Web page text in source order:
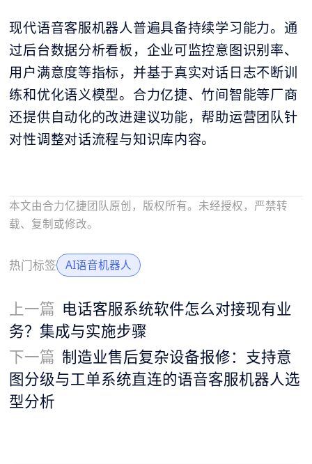
现代语音客服机器人普遍具备持续学习能力。通
过后台数据分析看板，企业可监控意图识别率、
用户满意度等指标，并基于真实对话日志不断训
练和优化语义模型。合力亿捷、竹间智能等厂商
还提供自动化的改进建议功能，帮助运营团队针
对性调整对话流程与知识库内容。
本文由合力亿捷团队原创，版权所有。未经授权，严禁转
载、复制或修改。
热门标签 AI语音机器人
上一篇 电话客服系统软件怎么对接现有业
务？集成与实施步骤
下一篇 制造业售后复杂设备报修：支持意
图分级与工单系统直连的语音客服机器人选
型分析